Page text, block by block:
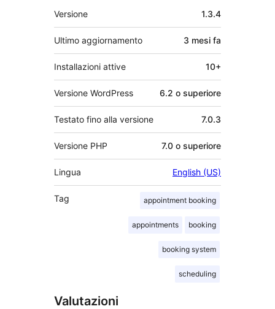
Meta
Versione 1.3.4
Ultimo aggiornamento 3 mesi fa
Installazioni attive 10+
Versione WordPress 6.2 o superiore
Testato fino alla versione 7.0.3
Versione PHP 7.0 o superiore
Lingua English (US)
Tag appointment booking
appointments booking
booking system
scheduling
Valutazioni